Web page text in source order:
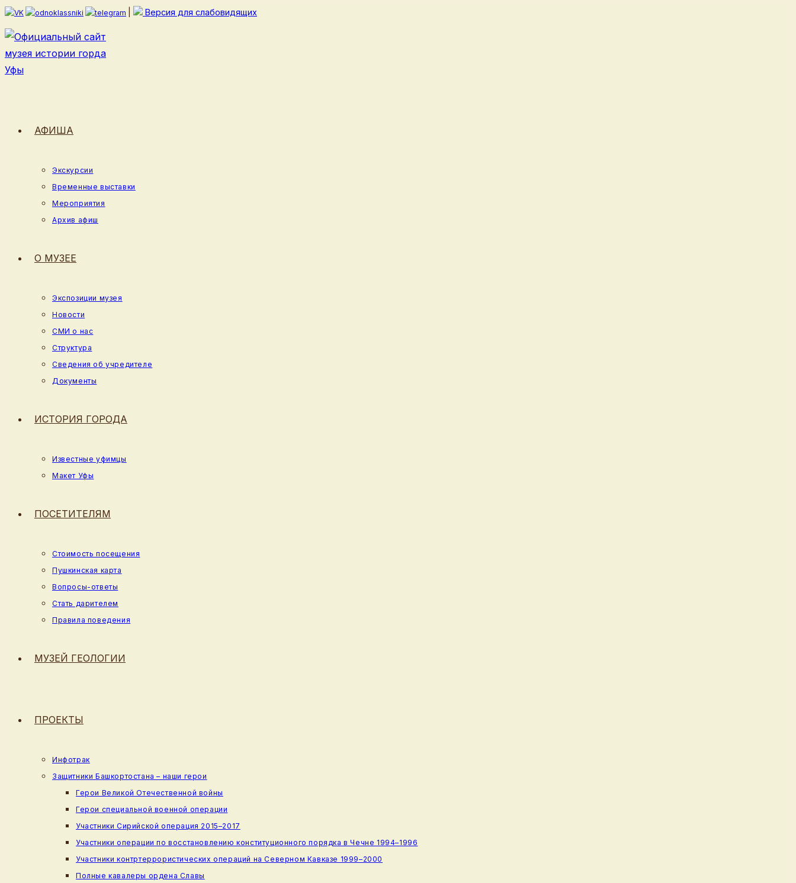
Перейти
к
содержимому
Версия для слабовидящих
АФИША
Экскурсии
Временные выставки
Мероприятия
Архив афиш
О МУЗЕЕ
Экспозиции музея
Новости
СМИ о нас
Структура
Сведения об учредителе
Документы
ИСТОРИЯ ГОРОДА
Известные уфимцы
Макет Уфы
ПОСЕТИТЕЛЯМ
Стоимость посещения
Пушкинская карта
Вопросы-ответы
Стать дарителем
Правила поведения
МУЗЕЙ ГЕОЛОГИИ
ПРОЕКТЫ
Инфотрак
Защитники Башкортостана – наши герои
Герои Великой Отечественной войны
Герои специальной военной операции
Участники Сирийской операция 2015–2017
Участники операции по восстановлению конституционного порядка в Чечне 1994–1996
Участники контртеррористических операций на Северном Кавказе 1999–2000
Полные кавалеры ордена Славы